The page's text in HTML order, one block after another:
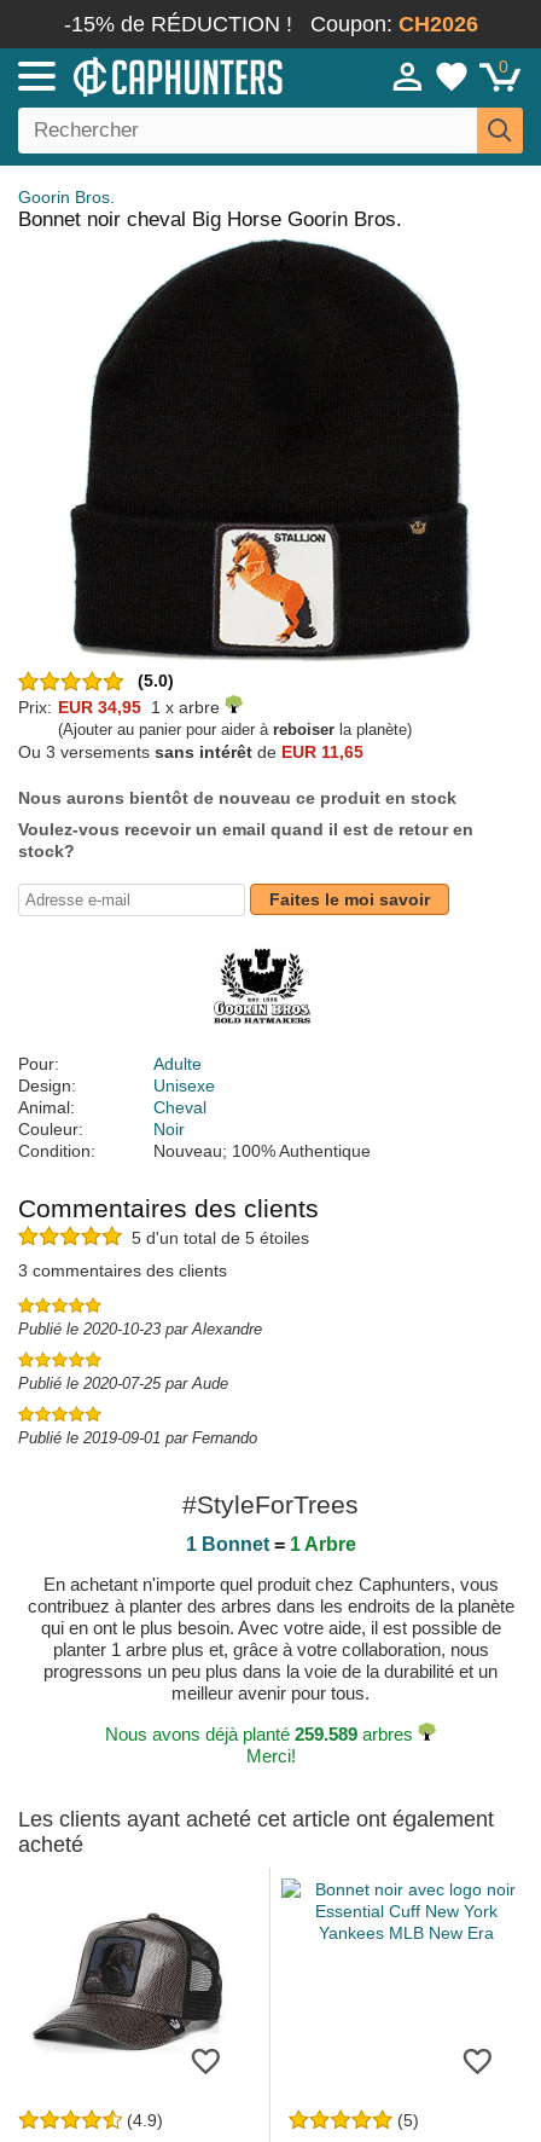
-15% de RÉDUCTION ! Coupon: CH2026
0
Goorin Bros.
Bonnet noir cheval Big Horse Goorin Bros.
(5.0)
Prix: EUR 34,95 1 x arbre
(Ajouter au panier pour aider à reboiser la planète)
Ou 3 versements sans intérêt de EUR 11,65
Nous aurons bientôt de nouveau ce produit en stock
Voulez-vous recevoir un email quand il est de retour en
stock?
Faites le moi savoir
Pour:
Adulte
Design:
Unisexe
Animal:
Cheval
Couleur:
Noir
Condition:
Nouveau; 100% Authentique
Commentaires des clients
5 d'un total de 5 étoiles
3 commentaires des clients
Publié le 2020-10-23 par Alexandre
Publié le 2020-07-25 par Aude
Publié le 2019-09-01 par Fernando
#StyleForTrees
1 Bonnet= 1 Arbre
En achetant n'importe quel produit chez Caphunters, vous
contribuez à planter des arbres dans les endroits de la planète
qui en ont le plus besoin. Avec votre aide, il est possible de
planter 1 arbre plus et, grâce à votre collaboration, nous
progressons un peu plus dans la voie de la durabilité et un
meilleur avenir pour tous.
Nous avons déjà planté 259.589 arbres
Merci!
Les clients ayant acheté cet article ont également
acheté
(4.9) (5)